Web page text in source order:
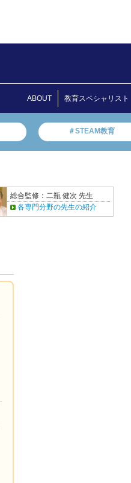
ABOUT 教育スペシャリスト
＃STEAM教育
総合監修：二瓶 健次 先生
各専門分野の先生の紹介